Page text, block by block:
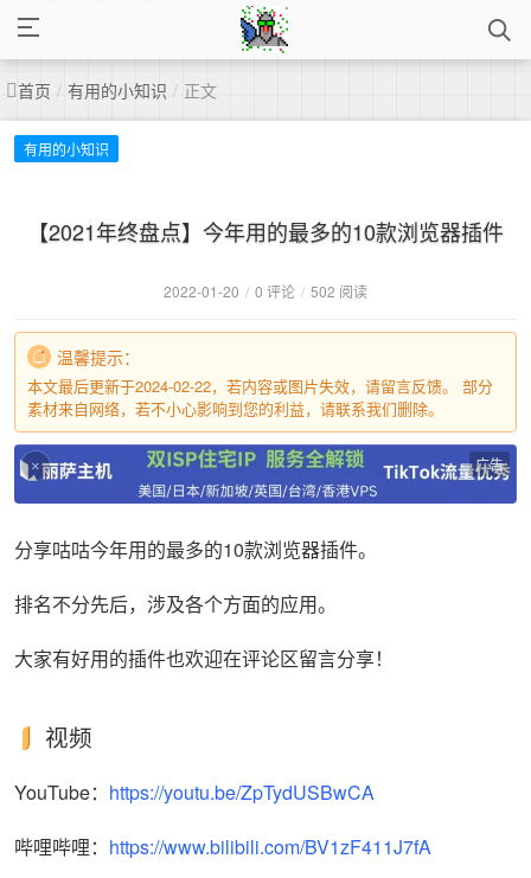
首页 / 有用的小知识 / 正文
有用的小知识
【2021年终盘点】今年用的最多的10款浏览器插件
2022-01-20 / 0 评论 / 502 阅读
温馨提示：
本文最后更新于2024-02-22，若内容或图片失效，请留言反馈。 部分
素材来自网络，若不小心影响到您的利益，请联系我们删除。
× 广告
分享咕咕今年用的最多的10款浏览器插件。
排名不分先后，涉及各个方面的应用。
大家有好用的插件也欢迎在评论区留言分享！
视频
YouTube： https://youtu.be/ZpTydUSBwCA
哔哩哔哩： https://www.bilibili.com/BV1zF411J7fA